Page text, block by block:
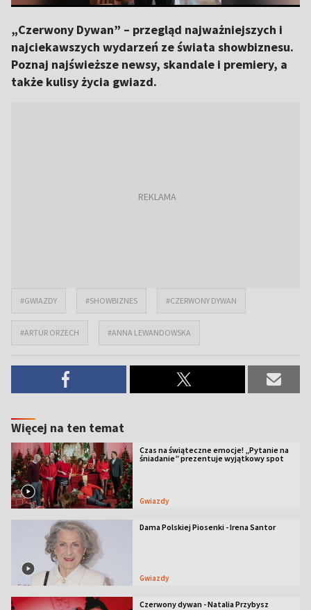
„Czerwony Dywan” – przegląd najważniejszych i
najciekawszych wydarzeń ze świata showbiznesu.
Poznaj najświeższe newsy, skandale i premiery, a
także kulisy życia gwiazd.
#GWIAZDY #SHOWBIZNES #CZERWONY DYWAN
#ARTUR ORZECH #ANNA LEWANDOWSKA
Więcej na ten temat
Czas na świąteczne emocje! „Pytanie na
śniadanie” prezentuje wyjątkowy spot
Gwiazdy
Dama Polskiej Piosenki - Irena Santor
Gwiazdy
Czerwony dywan - Natalia Przybysz